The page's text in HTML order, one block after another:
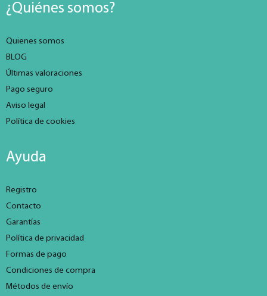
¿Quiénes somos?
Quienes somos
BLOG
Últimas valoraciones
Pago seguro
Aviso legal
Política de cookies
Ayuda
Registro
Contacto
Garantías
Política de privacidad
Formas de pago
Condiciones de compra
Métodos de envío